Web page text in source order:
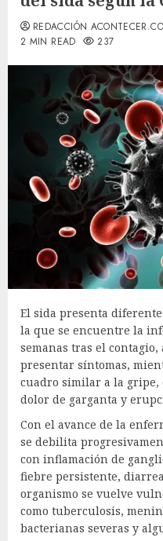
REDACCIÓN
2 MIN READ
237
El sida presenta
la que se encuentre la
semanas tras el
presentar síntomas,
cuadro similar a la gripe,
dolor de garganta y
Con el avance de la
se debilita
con inflamación de
fiebre persistente,
organismo se vuelve
como tuberculosis,
bacterianas severas y